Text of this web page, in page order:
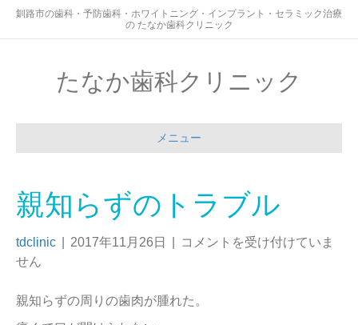
釧路市の歯科・予防歯科・ホワイトニング・インプラント・セラミック治療
の たなか歯科クリニック
たなか歯科クリニック
メニュー
親知らずのトラブル
tdclinic 2017年11月26日
コメントを受け付けていま
せん
親知らずの周りの歯肉が腫れた。